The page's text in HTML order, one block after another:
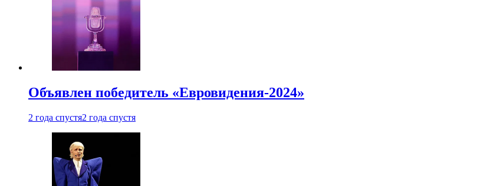
Объявлен победитель «Евровидения-2024»
2 года спустя2 года спустя